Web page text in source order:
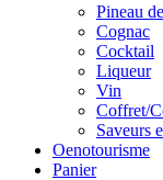
Pineau
Cognac
Cocktail
Liqueur
Vin
Coffret/
Saveurs
Oenotourisme
Panier